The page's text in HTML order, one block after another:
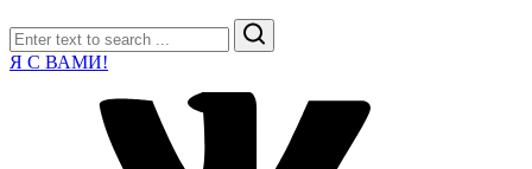
Search
Я С ВАМИ!